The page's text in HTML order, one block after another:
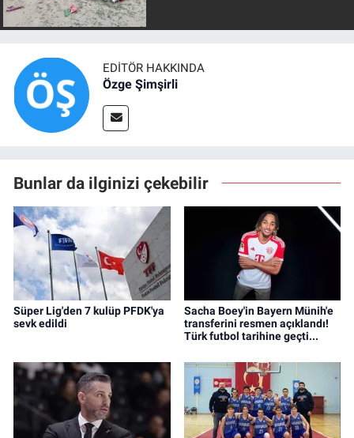
EDITÖR HAKKINDA
Özge Şimşirli
Bunlar da ilginizi çekebilir
Süper Lig'den 7 kulüp PFDK'ya
sevk edildi
Sacha Boey'in Bayern Münih'e
transferini resmen açıklandı!
Türk futbol tarihine geçti...